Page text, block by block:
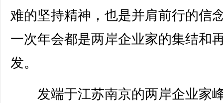
难的坚持精神，也是并肩前行的信
一次年会都是两岸企业家的集结和
发。
发端于江苏南京的两岸企业家